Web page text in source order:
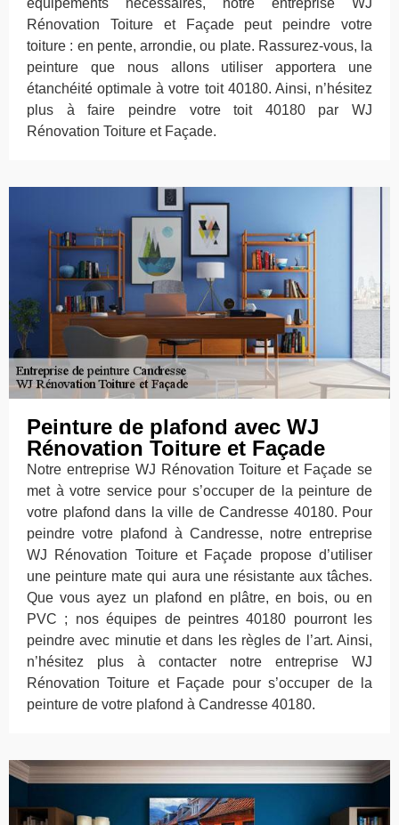
équipements nécessaires, notre entreprise WJ
Rénovation Toiture et Façade peut peindre votre
toiture : en pente, arrondie, ou plate. Rassurez-vous, la
peinture que nous allons utiliser apportera une
étanchéité optimale à votre toit 40180. Ainsi, n’hésitez
plus à faire peindre votre toit 40180 par WJ
Rénovation Toiture et Façade.
Peinture de plafond avec WJ
Rénovation Toiture et Façade
Notre entreprise WJ Rénovation Toiture et Façade se
met à votre service pour s’occuper de la peinture de
votre plafond dans la ville de Candresse 40180. Pour
peindre votre plafond à Candresse, notre entreprise
WJ Rénovation Toiture et Façade propose d’utiliser
une peinture mate qui aura une résistante aux tâches.
Que vous ayez un plafond en plâtre, en bois, ou en
PVC ; nos équipes de peintres 40180 pourront les
peindre avec minutie et dans les règles de l’art. Ainsi,
n’hésitez plus à contacter notre entreprise WJ
Rénovation Toiture et Façade pour s’occuper de la
peinture de votre plafond à Candresse 40180.